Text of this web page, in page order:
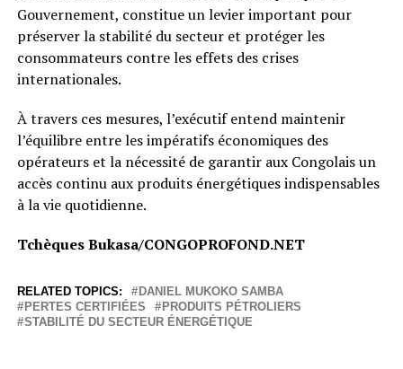
Gouvernement, constitue un levier important pour
préserver la stabilité du secteur et protéger les
consommateurs contre les effets des crises
internationales.
À travers ces mesures, l’exécutif entend maintenir
l’équilibre entre les impératifs économiques des
opérateurs et la nécessité de garantir aux Congolais un
accès continu aux produits énergétiques indispensables
à la vie quotidienne.
Tchèques Bukasa/CONGOPROFOND.NET
RELATED TOPICS:
DANIEL MUKOKO SAMBA
PERTES CERTIFIÉES
PRODUITS PÉTROLIERS
STABILITÉ DU SECTEUR ÉNERGÉTIQUE